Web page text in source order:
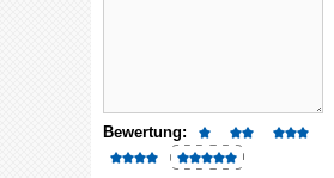
Bewertung: